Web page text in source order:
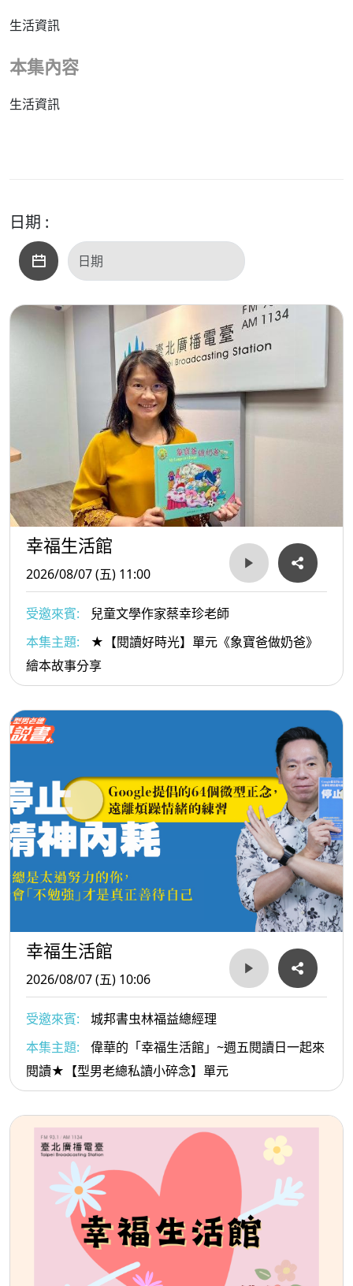
生活資訊
本集內容
生活資訊
日期 :
幸福生活館
2026/08/07 (五) 11:00
受邀來賓:
兒童文學作家蔡幸珍老師
本集主題:
★【閱讀好時光】單元《象寶爸做奶爸》
繪本故事分享
幸福生活館
2026/08/07 (五) 10:06
受邀來賓:
城邦書虫林福益總經理
本集主題:
偉華的「幸福生活館」~週五閱讀日一起來
閱讀★【型男老總私讀小碎念】單元